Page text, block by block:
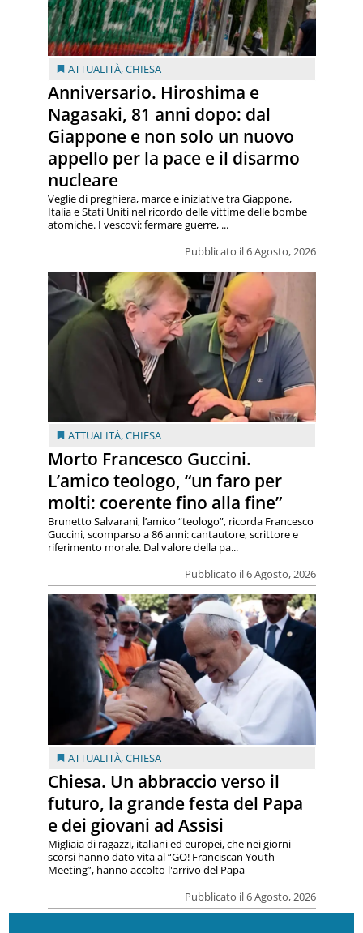
ATTUALITÀ,CHIESA
Anniversario. Hiroshima e
Nagasaki, 81 anni dopo: dal
Giappone e non solo un nuovo
appello per la pace e il disarmo
nucleare
Pubblicato il 6 Agosto, 2026
Veglie di preghiera, marce e iniziative tra Giappone,
Italia e Stati Uniti nel ricordo delle vittime delle bombe
atomiche. I vescovi: fermare guerre, ...
ATTUALITÀ,CHIESA
Morto Francesco Guccini.
L’amico teologo, “un faro per
molti: coerente fino alla fine”
Pubblicato il 6 Agosto, 2026
Brunetto Salvarani, l’amico “teologo”, ricorda Francesco
Guccini, scomparso a 86 anni: cantautore, scrittore e
riferimento morale. Dal valore della pa...
ATTUALITÀ,CHIESA
Chiesa. Un abbraccio verso il
futuro, la grande festa del Papa
e dei giovani ad Assisi
Pubblicato il 6 Agosto, 2026
Migliaia di ragazzi, italiani ed europei, che nei giorni
scorsi hanno dato vita al “GO! Franciscan Youth
Meeting”, hanno accolto l'arrivo del Papa